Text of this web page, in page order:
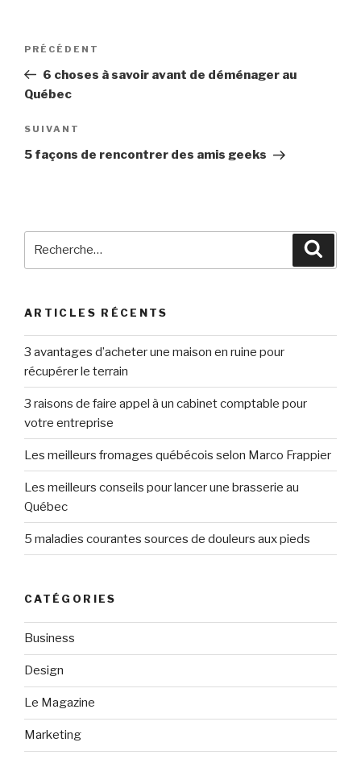
Navigation
l’article
Article
précédent
PRÉCÉDENT
6 choses à savoir avant de déménager au
Québec
Article
suivant
SUIVANT
5 façons de rencontrer des amis geeks
ARTICLES RÉCENTS
3 avantages d’acheter une maison en ruine pour
récupérer le terrain
3 raisons de faire appel à un cabinet comptable pour
votre entreprise
Les meilleurs fromages québécois selon Marco Frappier
Les meilleurs conseils pour lancer une brasserie au
Québec
5 maladies courantes sources de douleurs aux pieds
CATÉGORIES
Business
Design
Le Magazine
Marketing